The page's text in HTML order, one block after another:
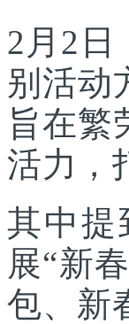
2月2日
别活动
旨在繁
活力，
其中提
展“新
包、新